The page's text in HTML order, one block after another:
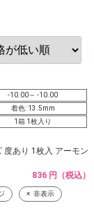
-10.00～ -10.00
着色: 13.5mm
1箱 1枚入り
度あり 1枚入 アーモン
836 円（税込）
非表示